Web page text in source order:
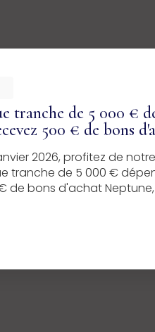
tranche de 5 000 €
500 € de bons
2026, profitez de
tranche de 5 000 €
de bons d'achat